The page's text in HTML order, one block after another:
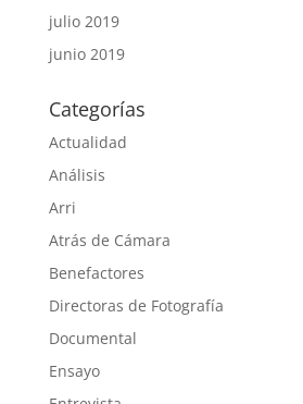
julio 2019
junio 2019
Categorías
Actualidad
Análisis
Arri
Atrás de Cámara
Benefactores
Directoras de Fotografía
Documental
Ensayo